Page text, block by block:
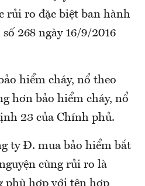
rủi ro đặc biệt ban hành
268 ngày 16/9/2016
hiểm cháy, nổ theo
hơn bảo hiểm cháy, nổ
23 của Chính phủ.
ty Đ. mua bảo hiểm bắt
cùng rủi ro là